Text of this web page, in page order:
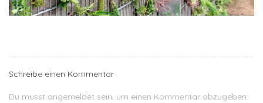
Schreibe einen Kommentar
Du musst angemeldet sein, um einen Kommentar abzugeben.